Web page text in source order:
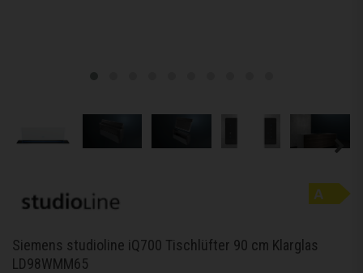
Siemens studioline iQ700 Tischlüfter 90 cm Klarglas
LD98WMM65